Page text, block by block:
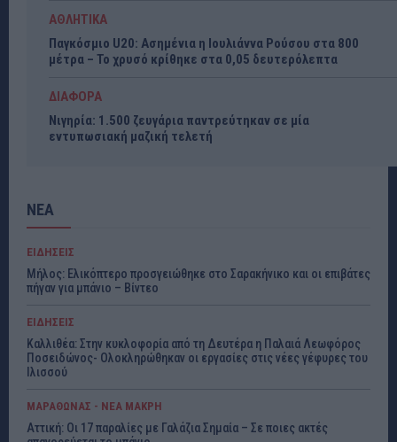
ΑΘΛΗΤΙΚΑ
Παγκόσμιο U20: Ασημένια η Ιουλιάννα Ρούσου στα 800
μέτρα – Το χρυσό κρίθηκε στα 0,05 δευτερόλεπτα
ΔΙΑΦΟΡΑ
Νιγηρία: 1.500 ζευγάρια παντρεύτηκαν σε μία
εντυπωσιακή μαζική τελετή
ΝΕΑ
ΕΙΔΗΣΕΙΣ
Μήλος: Ελικόπτερο προσγειώθηκε στο Σαρακήνικο και οι επιβάτες
πήγαν για μπάνιο – Βίντεο
ΕΙΔΗΣΕΙΣ
Καλλιθέα: Στην κυκλοφορία από τη Δευτέρα η Παλαιά Λεωφόρος
Ποσειδώνος- Ολοκληρώθηκαν οι εργασίες στις νέες γέφυρες του
Ιλισσού
ΜΑΡΑΘΩΝΑΣ - ΝΕΑ ΜΑΚΡΗ
Αττική: Οι 17 παραλίες με Γαλάζια Σημαία – Σε ποιες ακτές